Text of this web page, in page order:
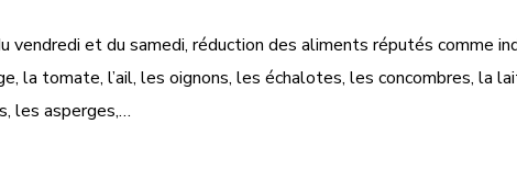
vendredi et du samedi, réduction des aliments réputés comme
la tomate, l’ail, les oignons, les échalotes, les concombres, la
les asperges,…